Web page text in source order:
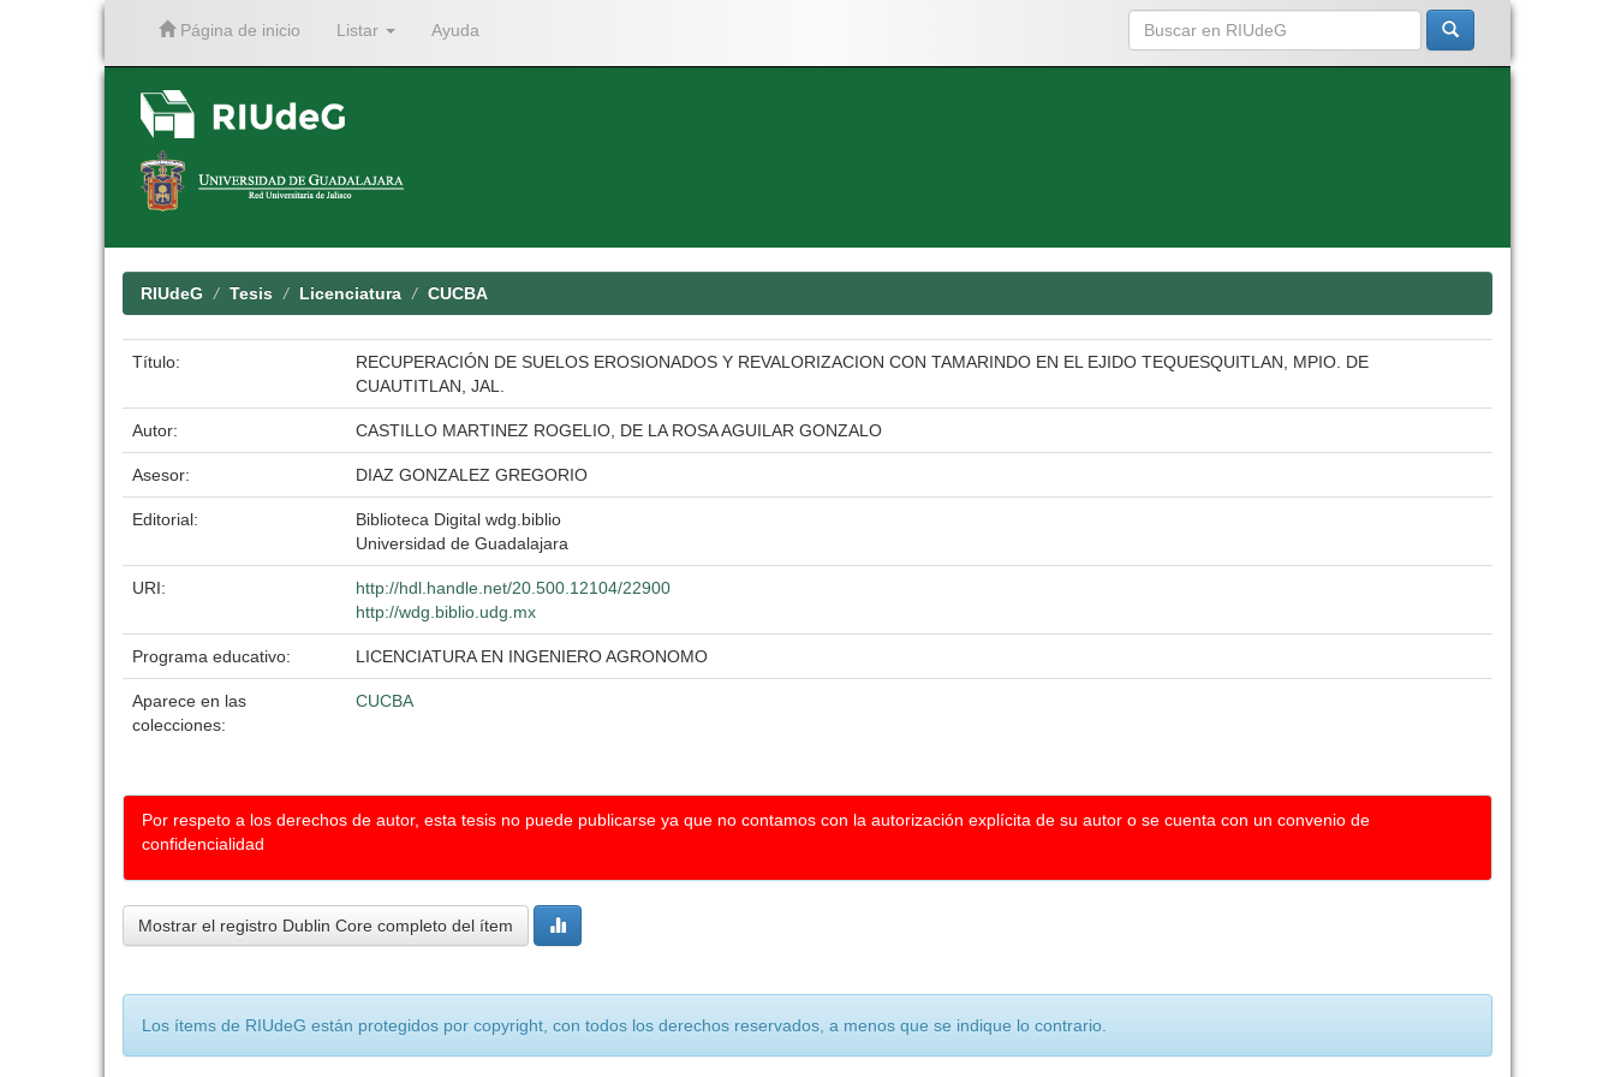
Página de inicio Listar Ayuda
RIUdeG Tesis Licenciatura CUCBA
Título:
RECUPERACIÓN DE SUELOS EROSIONADOS Y REVALORIZACION CON TAMARINDO EN EL EJIDO TEQUESQUITLAN, MPIO. DE
CUAUTITLAN, JAL.
Autor: CASTILLO MARTINEZ ROGELIO, DE LA ROSA AGUILAR GONZALO
Asesor: DIAZ GONZALEZ GREGORIO
Editorial:
Biblioteca Digital wdg.biblio
Universidad de Guadalajara
URI:
http://hdl.handle.net/20.500.12104/22900
http://wdg.biblio.udg.mx
Programa educativo: LICENCIATURA EN INGENIERO AGRONOMO
Aparece en las
colecciones:
CUCBA
Por respeto a los derechos de autor, esta tesis no puede publicarse ya que no contamos con la autorización explícita de su autor o se cuenta con un convenio de
confidencialidad
Mostrar el registro Dublin Core completo del ítem
Los ítems de RIUdeG están protegidos por copyright, con todos los derechos reservados, a menos que se indique lo contrario.